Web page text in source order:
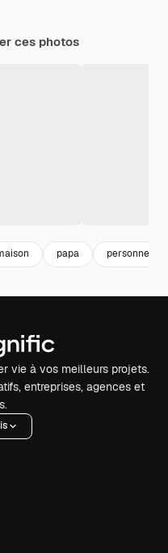
ces photos
papa personne
vie à vos meilleurs projets.
entreprises, agences et